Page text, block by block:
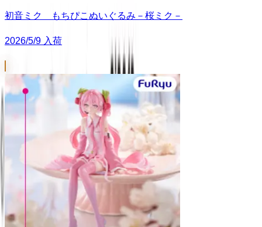
初音ミク もちぴこぬいぐるみ－桜ミク－
2026/5/9 入荷